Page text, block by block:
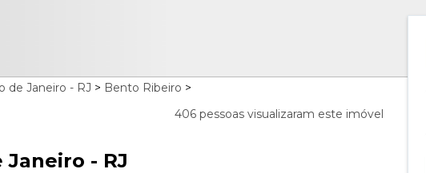
de Janeiro - RJ > Bento Ribeiro >
406 pessoas visualizaram este imóvel
- RJ